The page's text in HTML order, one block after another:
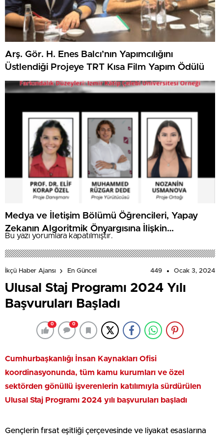
Arş. Gör. H. Enes Balcı’nın Yapımcılığını
Üstlendiği Projeye TRT Kısa Film Yapım Ödülü
Medya ve İletişim Bölümü Öğrencileri, Yapay
Zekanın Algoritmik Önyargısına İlişkin
Farkındalık Düzeylerini Araştıracak
Bu yazı yorumlara kapatılmıştır.
İkçü Haber Ajansı En Güncel 449 Ocak 3, 2024
Ulusal Staj Programı 2024 Yılı
Başvuruları Başladı
0 0
Cumhurbaşkanlığı İnsan Kaynakları Ofisi
koordinasyonunda, tüm kamu kurumları ve özel
sektörden gönüllü işverenlerin katılımıyla sürdürülen
Ulusal Staj Programı 2024 yılı başvuruları başladı
Gençlerin fırsat eşitliği çerçevesinde ve liyakat esaslarına